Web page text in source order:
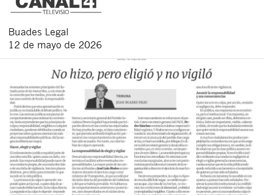
Buades Legal
12 de mayo de 2026